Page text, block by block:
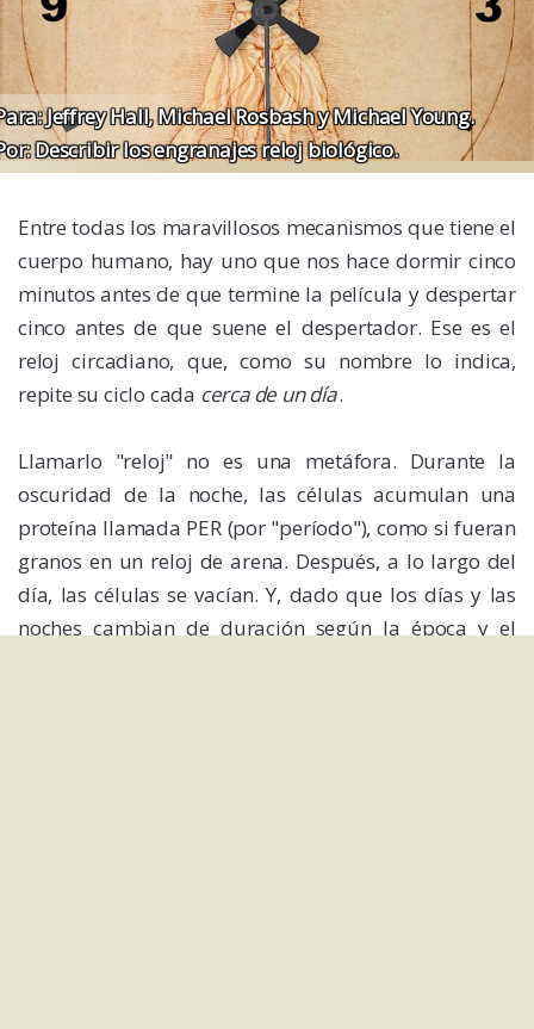
Jeffrey Hall, Michael Rosbash y Michael Young.
Describir los engranajes reloj biológico.
Entre todas los maravillosos mecanismos que tiene el
cuerpo humano, hay uno que nos hace dormir cinco
minutos antes de que termine la película y despertar
cinco antes de que suene el despertador. Ese es el
reloj circadiano, que, como su nombre lo indica,
repite su ciclo cada cerca de un día.
Llamarlo "reloj" no es una metáfora. Durante la
oscuridad de la noche, las células acumulan una
proteína llamada PER (por "período"), como si fueran
granos en un reloj de arena. Después, a lo largo del
día, las células se vacían. Y, dado que los días y las
noches cambian de duración según la época y el